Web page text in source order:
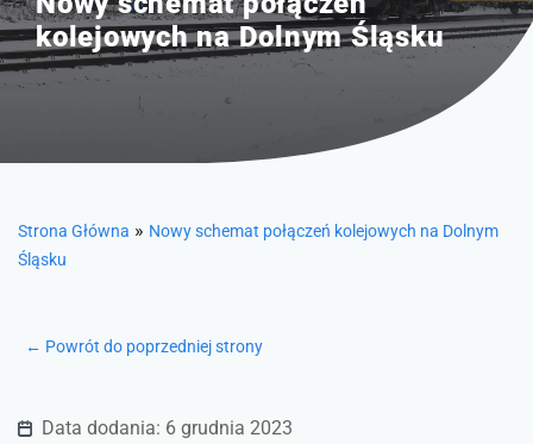
kolejowych na Dolnym Śląsku
Strona Główna » Nowy schemat połączeń kolejowych na Dolnym
Śląsku
← Powrót do poprzedniej strony
Data dodania: 6 grudnia 2023